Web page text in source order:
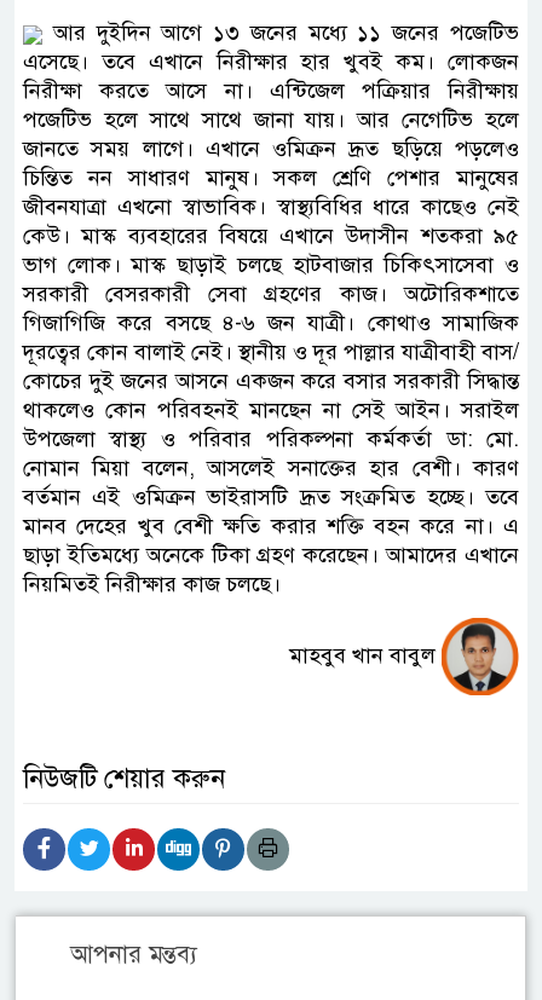
আর দুইদিন আগে ১৩ জনের মধ্যে ১১ জনের পজেটিভ
এসেছে। তবে এখানে নিরীক্ষার হার খুবই কম। লোকজন
নিরীক্ষা করতে আসে না। এন্টিজেল পক্রিয়ার নিরীক্ষায়
পজেটিভ হলে সাথে সাথে জানা যায়। আর নেগেটিভ হলে
জানতে সময় লাগে। এখানে ওমিক্রন দ্রূত ছড়িয়ে পড়লেও
চিন্তিত নন সাধারণ মানুষ। সকল শ্রেণি পেশার মানুষের
জীবনযাত্রা এখনো স্বাভাবিক। স্বাস্থ্যবিধির ধারে কাছেও নেই
কেউ। মাস্ক ব্যবহারের বিষয়ে এখানে উদাসীন শতকরা ৯৫
ভাগ লোক। মাস্ক ছাড়াই চলছে হাটবাজার চিকিৎসাসেবা ও
সরকারী বেসরকারী সেবা গ্রহণের কাজ। অটোরিকশাতে
গিজাগিজি করে বসছে ৪-৬ জন যাত্রী। কোথাও সামাজিক
দূরত্বের কোন বালাই নেই। স্থানীয় ও দূর পাল্লার যাত্রীবাহী বাস/
কোচের দুই জনের আসনে একজন করে বসার সরকারী সিদ্ধান্ত
থাকলেও কোন পরিবহনই মানছেন না সেই আইন। সরাইল
উপজেলা স্বাস্থ্য ও পরিবার পরিকল্পনা কর্মকর্তা ডা: মো.
নোমান মিয়া বলেন, আসলেই সনাক্তের হার বেশী। কারণ
বর্তমান এই ওমিক্রন ভাইরাসটি দ্রূত সংক্রমিত হচ্ছে। তবে
মানব দেহের খুব বেশী ক্ষতি করার শক্তি বহন করে না। এ
ছাড়া ইতিমধ্যে অনেকে টিকা গ্রহণ করেছেন। আমাদের এখানে
নিয়মিতই নিরীক্ষার কাজ চলছে।
মাহবুব খান বাবুল
নিউজটি শেয়ার করুন
আপনার মন্তব্য